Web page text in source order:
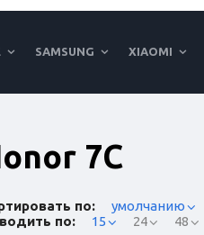
SAMSUNG XIAOMI
7C
по: умолчанию
по:
15 24 48